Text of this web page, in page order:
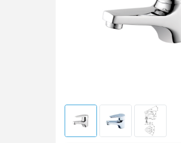
Lavabo tủ - Lavabo kính